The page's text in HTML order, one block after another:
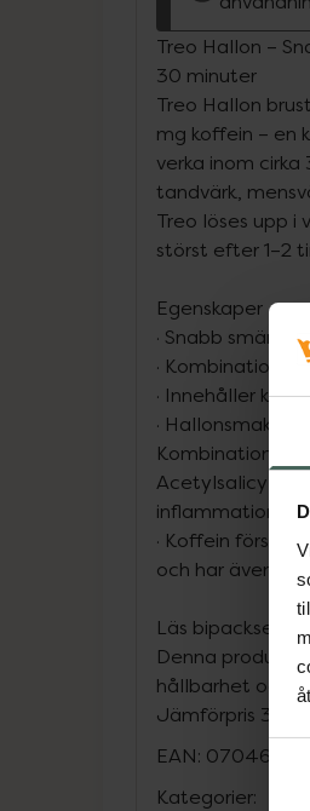
Treo Hallon –
30 minuter
Treo Hallon
mg koffein – en
verka inom
tandvärk,
Treo löses upp i
störst efter 1–2
Egenskaper
· Snabb
·
· Innehåller
· Hallonsmak
· Koffein
och har även en
Läs
Denna produkt
hållbarhet och
Jämförpris 3,25 kr
EAN:
Kategorier: